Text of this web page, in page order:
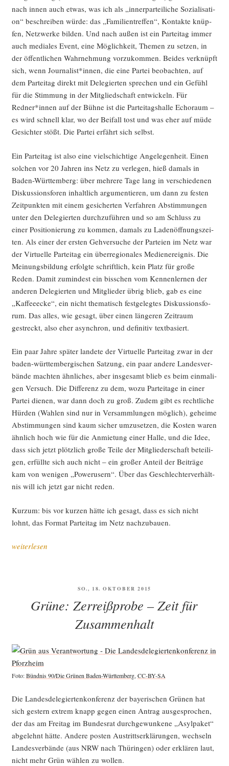
nach innen auch etwas, was ich als „inner­par­tei­li­che Sozia­li­sa­ti­
on“ beschrei­ben wür­de: das „Fami­li­en­tref­fen“, Kon­tak­te knüp­
fen, Netz­wer­ke bil­den. Und nach außen ist ein Par­tei­tag immer
auch media­les Event, eine Mög­lich­keit, The­men zu set­zen, in
der öffent­li­chen Wahr­neh­mung vor­zu­kom­men. Bei­des ver­knüpft
sich, wenn Journalist*innen, die eine Par­tei beob­ach­ten, auf
dem Par­tei­tag direkt mit Dele­gier­ten spre­chen und ein Gefühl
für die Stim­mung in der Mit­glied­schaft ent­wi­ckeln. Für
Redner*innen auf der Büh­ne ist die Par­tei­tags­hal­le Echo­raum –
es wird schnell klar, wo der Bei­fall tost und was eher auf müde
Gesich­ter stößt. Die Par­tei erfährt sich selbst.
Ein Par­tei­tag ist also eine viel­schich­ti­ge Ange­le­gen­heit. Einen
sol­chen vor 20 Jah­ren ins Netz zu ver­le­gen, hieß damals in
Baden-Würt­tem­berg: über meh­re­re Tage lang in ver­schie­de­nen
Dis­kus­si­ons­fo­ren inhalt­lich argu­men­tie­ren, um dann zu fes­ten
Zeit­punk­ten mit einem gesi­cher­ten Ver­fah­ren Abstim­mun­gen
unter den Dele­gier­ten durch­zu­füh­ren und so am Schluss zu
einer Posi­tio­nie­rung zu kom­men, damals zu Laden­öff­nungs­zei­
ten. Als einer der ers­ten Geh­ver­su­che der Par­tei­en im Netz war
der Vir­tu­el­le Par­tei­tag ein über­re­gio­na­les Medi­en­er­eig­nis. Die
Mei­nungs­bil­dung erfolg­te schrift­lich, kein Platz für gro­ße
Reden. Damit zumin­dest ein biss­chen vom Ken­nen­ler­nen der
ande­ren Dele­gier­ten und Mit­glie­der übrig blieb, gab es eine
„Kaf­fee­ecke“, ein nicht the­ma­tisch fest­ge­leg­tes Dis­kus­si­ons­fo­
rum. Das alles, wie gesagt, über einen län­ge­ren Zeit­raum
gestreckt, also eher asyn­chron, und defi­ni­tiv textbasiert.
Ein paar Jah­re spä­ter lan­de­te der Vir­tu­el­le Par­tei­tag zwar in der
baden-würt­tem­ber­gi­schen Sat­zung, ein paar ande­re Lan­des­ver­
bän­de mach­ten ähn­li­ches, aber ins­ge­samt blieb es beim ein­ma­li­
gen Ver­such. Die Dif­fe­renz zu dem, wozu Par­tei­ta­ge in einer
Par­tei die­nen, war dann doch zu groß. Zudem gibt es recht­li­che
Hür­den (Wah­len sind nur in Ver­samm­lun­gen mög­lich), gehei­me
Abstim­mun­gen sind kaum sicher umzu­set­zen, die Kos­ten waren
ähn­lich hoch wie für die Anmie­tung einer Hal­le, und die Idee,
dass sich jetzt plötz­lich gro­ße Tei­le der Mit­glie­der­schaft betei­li­
gen, erfüll­te sich auch nicht – ein gro­ßer Anteil der Bei­trä­ge
kam von weni­gen „Power­usern“. Über das Geschlech­ter­ver­hält­
nis will ich jetzt gar nicht reden.
Kurz­um: bis vor kur­zen hät­te ich gesagt, dass es sich nicht
lohnt, das For­mat Par­tei­tag im Netz nachzubauen.
„Die
weiterlesen
VERÖFFENTLICHT
SO., 18. OKTOBER 2015
Grüne: Zerreißprobe – Zeit für
Zusammenhalt
Foto:Bünd­nis 90/Die Grü­nen Baden-Würt­tem­berg, CC-BY-SA
Die Lan­des­de­le­gier­ten­kon­fe­renz der baye­ri­schen Grü­nen hat
sich ges­tern extrem knapp gegen einen Antrag aus­ge­spro­chen,
der das am Frei­tag im Bun­des­rat durch­ge­wun­ke­ne „Asyl­pa­ket“
abge­lehnt hät­te. Ande­re pos­ten Aus­tritts­er­klä­run­gen, wech­seln
Lan­des­ver­bän­de (aus NRW nach Thü­rin­gen) oder erklä­ren laut,
nicht mehr Grün wäh­len zu wollen.